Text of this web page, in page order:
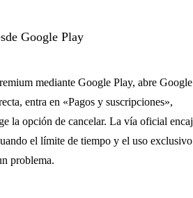
Google Play
mediante Google Play, abre Google
entra en «Pagos y suscripciones»,
la opción de cancelar. La vía oficial
el límite de tiempo y el uso exclusivo
problema.